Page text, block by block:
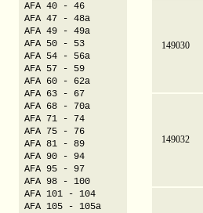
149030
149032
AFA 40 - 46
AFA 47 - 48a
AFA 49 - 49a
AFA 50 - 53
AFA 54 - 56a
AFA 57 - 59
AFA 60 - 62a
AFA 63 - 67
AFA 68 - 70a
AFA 71 - 74
AFA 75 - 76
AFA 81 - 89
AFA 90 - 94
AFA 95 - 97
AFA 98 - 100
AFA 101 - 104
AFA 105 - 105a